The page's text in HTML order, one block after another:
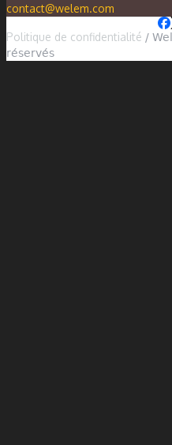
contact@welem.com
Politique de confidentialité /
réservés